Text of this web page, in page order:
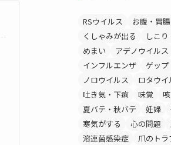
RSウイルス お腹・胃腸
くしゃみが出る
しこ
めまい
アデノウイルス
インフルエンザ
ゲップ
ノロウイルス
ロタウイ
吐き気・下痢
味覚
夏バテ・秋バテ
妊婦
寒気がする
心の問題
溶連菌感染症
爪のトラ